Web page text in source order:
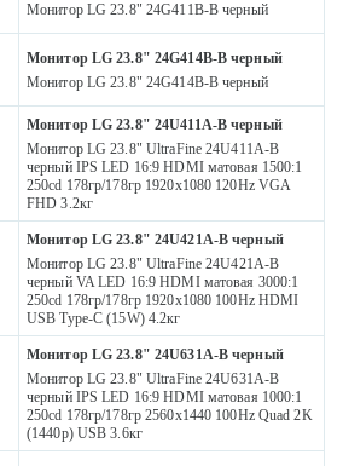
Монитор LG 23.8" 24G411B-B черный
Монитор LG 23.8" 24G414B-B черный
Монитор LG 23.8" 24G414B-B черный
Монитор LG 23.8" 24U411A-B черный
Монитор LG 23.8" UltraFine 24U411A-B
черный IPS LED 16:9 HDMI матовая 1500:1
250cd 178гр/178гр 1920x1080 120Hz VGA
FHD 3.2кг
Монитор LG 23.8" 24U421A-B черный
Монитор LG 23.8" UltraFine 24U421A-B
черный VA LED 16:9 HDMI матовая 3000:1
250cd 178гр/178гр 1920x1080 100Hz HDMI
USB Type-C (15W) 4.2кг
Монитор LG 23.8" 24U631A-B черный
Монитор LG 23.8" UltraFine 24U631A-B
черный IPS LED 16:9 HDMI матовая 1000:1
250cd 178гр/178гр 2560x1440 100Hz Quad 2K
(1440p) USB 3.6кг